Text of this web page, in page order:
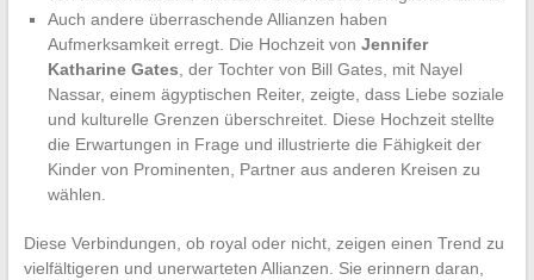
Auch andere überraschende Allianzen haben
Aufmerksamkeit erregt. Die Hochzeit von Jennifer
Katharine Gates , der Tochter von Bill Gates, mit Nayel
Nassar, einem ägyptischen Reiter, zeigte, dass Liebe soziale
und kulturelle Grenzen überschreitet. Diese Hochzeit stellte
die Erwartungen in Frage und illustrierte die Fähigkeit der
Kinder von Prominenten, Partner aus anderen Kreisen zu
wählen.
Diese Verbindungen, ob royal oder nicht, zeigen einen Trend zu
vielfältigeren und unerwarteten Allianzen. Sie erinnern daran,